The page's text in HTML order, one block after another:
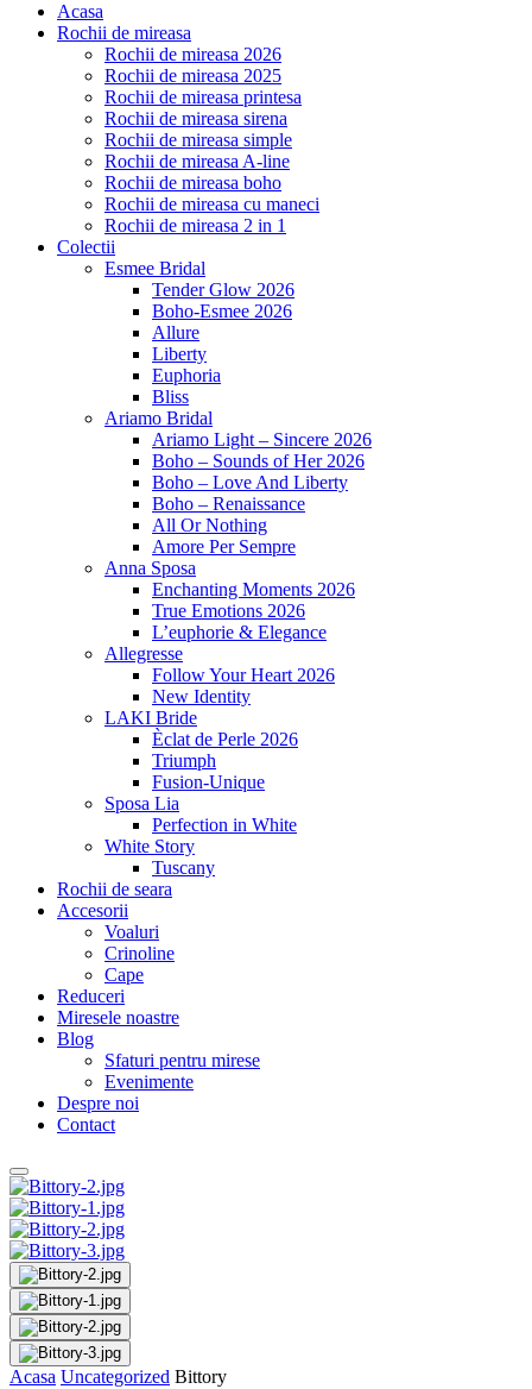
Acasa
Rochii de mireasa
Rochii de mireasa 2026
Rochii de mireasa 2025
Rochii de mireasa printesa
Rochii de mireasa sirena
Rochii de mireasa simple
Rochii de mireasa A-line
Rochii de mireasa boho
Rochii de mireasa cu maneci
Rochii de mireasa 2 in 1
Colectii
Esmee Bridal
Tender Glow 2026
Boho-Esmee 2026
Allure
Liberty
Euphoria
Bliss
Ariamo Bridal
Ariamo Light – Sincere 2026
Boho – Sounds of Her 2026
Boho – Love And Liberty
Boho – Renaissance
All Or Nothing
Amore Per Sempre
Anna Sposa
Enchanting Moments 2026
True Emotions 2026
L’euphorie & Elegance
Allegresse
Follow Your Heart 2026
New Identity
LAKI Bride
Èclat de Perle 2026
Triumph
Fusion-Unique
Sposa Lia
Perfection in White
White Story
Tuscany
Rochii de seara
Accesorii
Voaluri
Crinoline
Cape
Reduceri
Miresele noastre
Blog
Sfaturi pentru mirese
Evenimente
Despre noi
Contact
Acasa Uncategorized Bittory